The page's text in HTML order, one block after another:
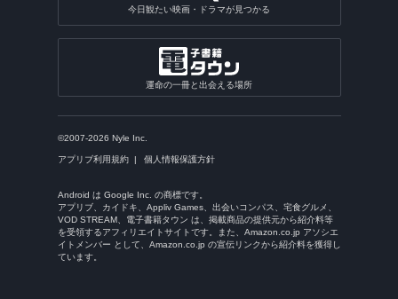
今日観たい映画・ドラマが見つかる
運命の一冊と出会える場所
©2007-2026 Nyle Inc.
アプリブ利用規約 個人情報保護方針
Android は Google Inc. の商標です。
アプリブ、カイドキ、Appliv Games、出会いコンパス、宅食グルメ、
VOD STREAM、電子書籍タウン は、掲載商品の提供元から紹介料等
を受領するアフィリエイトサイトです。また、Amazon.co.jp アソシエ
イトメンバー として、Amazon.co.jp の宣伝リンクから紹介料を獲得し
ています。